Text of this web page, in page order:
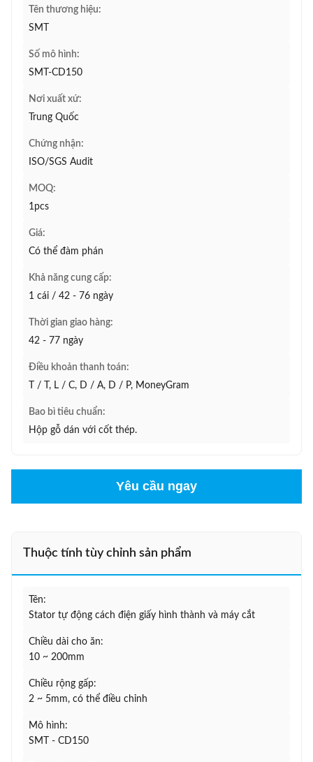
Tên thương hiệu:
SMT
Số mô hình:
SMT-CD150
Nơi xuất xứ:
Trung Quốc
Chứng nhận:
ISO/SGS Audit
MOQ:
1pcs
Giá:
Có thể đàm phán
Khả năng cung cấp:
1 cái / 42 - 76 ngày
Thời gian giao hàng:
42 - 77 ngày
Điều khoản thanh toán:
T / T, L / C, D / A, D / P, MoneyGram
Bao bì tiêu chuẩn:
Hộp gỗ dán với cốt thép.
Yêu cầu ngay
Thuộc tính tùy chỉnh sản phẩm
Tên:
Stator tự động cách điện giấy hình thành và máy cắt
Chiều dài cho ăn:
10 ~ 200mm
Chiều rộng gấp:
2 ~ 5mm, có thể điều chỉnh
Mô hình:
SMT - CD150